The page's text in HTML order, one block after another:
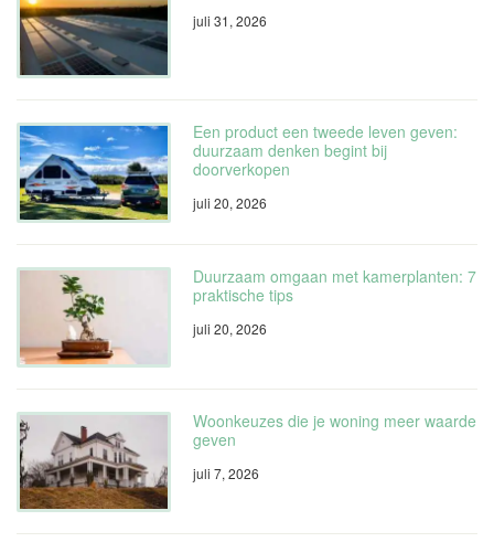
juli 31, 2026
Een product een tweede leven geven:
duurzaam denken begint bij
doorverkopen
juli 20, 2026
Duurzaam omgaan met kamerplanten: 7
praktische tips
juli 20, 2026
Woonkeuzes die je woning meer waarde
geven
juli 7, 2026